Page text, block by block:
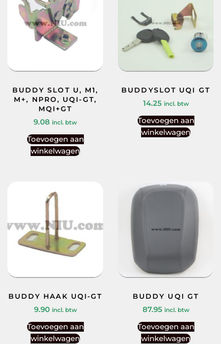
BUDDY SLOT U, M1,
M+, NPRO, UQI-GT,
MQI+GT
9.08 incl. btw
Toevoegen aan
winkelwagen
BUDDYSLOT UQI GT
14.25 incl. btw
Toevoegen aan
winkelwagen
BUDDY HAAK UQI-GT
9.90 incl. btw
Toevoegen aan
winkelwagen
BUDDY UQI GT
87.95 incl. btw
Toevoegen aan
winkelwagen